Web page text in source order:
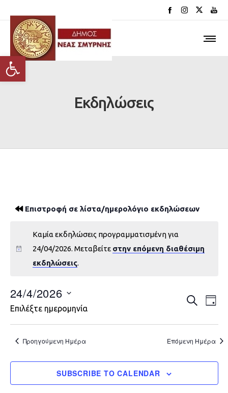
Ανοίξτε τη γραμμή εργαλείων
Εκδηλώσεις
Επιστροφή σε λίστα/ημερολόγιο εκδηλώσεων
Καμία εκδηλώσεις προγραμματισμένη για
24/04/2026. Μεταβείτε στην επόμενη διαθέσιμη
εκδηλώσεις.
Search
and
Views
DAY
24/4/2026
Επιλέξτε ημερομηνία
Προηγούμενη Ημέρα Επόμενη Ημέρα
SUBSCRIBE TO CALENDAR